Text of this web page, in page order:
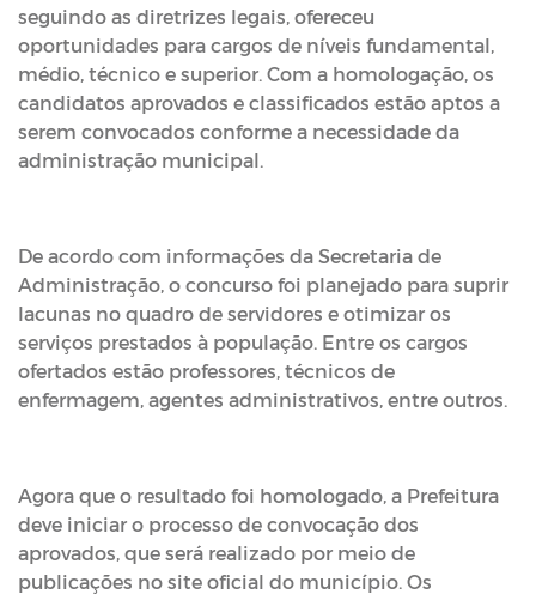
seguindo as diretrizes legais, ofereceu
oportunidades para cargos de níveis fundamental,
médio, técnico e superior. Com a homologação, os
candidatos aprovados e classificados estão aptos a
serem convocados conforme a necessidade da
administração municipal.
De acordo com informações da Secretaria de
Administração, o concurso foi planejado para suprir
lacunas no quadro de servidores e otimizar os
serviços prestados à população. Entre os cargos
ofertados estão professores, técnicos de
enfermagem, agentes administrativos, entre outros.
Agora que o resultado foi homologado, a Prefeitura
deve iniciar o processo de convocação dos
aprovados, que será realizado por meio de
publicações no site oficial do município. Os